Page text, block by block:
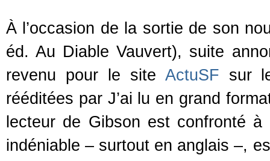
À l’occasion de la sortie de son
éd. Au Diable Vauvert), suite
revenu pour le site ActuSF sur
rééditées par J’ai lu en grand
lecteur de Gibson est confronté
indéniable – surtout en anglais –,